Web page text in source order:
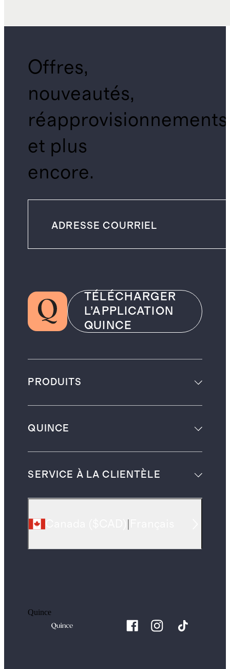
Offres,
nouveautés,
réapprovisionnements
et plus
encore.
TÉLÉCHARGER
L’APPLICATION
QUINCE
PRODUITS
QUINCE
SERVICE À LA CLIENTÈLE
Quince